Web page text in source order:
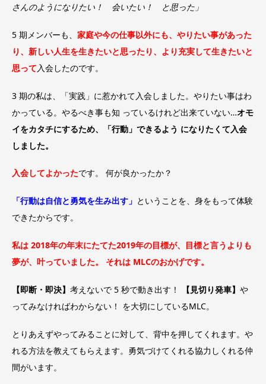
さんのようになりたい！ 会いたい！ と思った」
5 期メンバーも、 家庭や今の仕事以外にも、やりたい事があった
り、新しい人生を生きたいと思ったり、より充実して生きたいと
思って 入会したのです。
3 期の私は、「実践」に惹かれて入会しました。やりたい事はわ
かっている。やるべき事も知 っているけれど出来ていない…オモ
イをカタチにするため、「行動」できるよう になりたくて入会
しました。
入会してよかったです。 何が良かったか？
「行動は自信と勇気を生み出す」 ということを、身をもって体験
できたからです。
私は 2018年の年末にたてた2019年の目標が、目標と言うよりも
夢が、叶っていました。 それは MLCのおかげです。
【即断・即決】 考えないで 5 秒で動き出す！ 【見切り発車】 や
ってみなければわからない！ を大切にしているMLC。
とりあえずやってみることに対して、背中を押してくれます。や
れる方法を教えてもらえます。勇気づけてくれる協力しくれる仲
間がいます。